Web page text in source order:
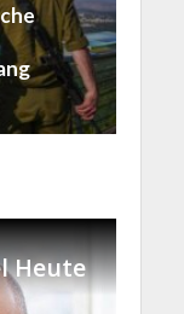
Heute